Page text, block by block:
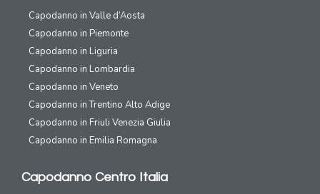
Capodanno in Valle d’Aosta
Capodanno in Piemonte
Capodanno in Liguria
Capodanno in Lombardia
Capodanno in Veneto
Capodanno in Trentino Alto Adige
Capodanno in Friuli Venezia Giulia
Capodanno in Emilia Romagna
Capodanno Centro Italia